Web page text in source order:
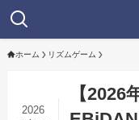
ホーム リズムゲーム
【2026
2026